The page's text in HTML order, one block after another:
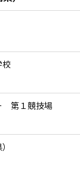
校
第１競技場